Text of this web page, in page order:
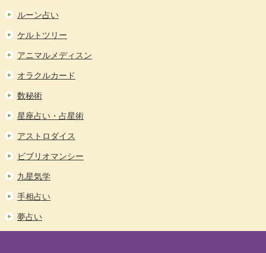
ルーン占い
ケルトツリー
アニマルメディスン
オラクルカード
数秘術
星座占い・占星術
アストロダイス
ビブリオマンシー
九星気学
手相占い
夢占い